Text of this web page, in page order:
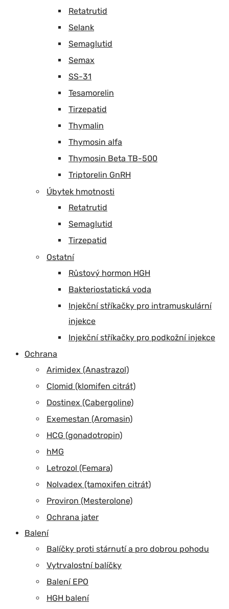
Retatrutid
Selank
Semaglutid
Semax
SS-31
Tesamorelin
Tirzepatid
Thymalin
Thymosin alfa
Thymosin Beta TB-500
Triptorelin GnRH
Úbytek hmotnosti
Retatrutid
Semaglutid
Tirzepatid
Ostatní
Růstový hormon HGH
Bakteriostatická voda
Injekční stříkačky pro intramuskulární
injekce
Injekční stříkačky pro podkožní injekce
Ochrana
Arimidex (Anastrazol)
Clomid (klomifen citrát)
Dostinex (Cabergoline)
Exemestan (Aromasin)
HCG (gonadotropin)
hMG
Letrozol (Femara)
Nolvadex (tamoxifen citrát)
Proviron (Mesterolone)
Ochrana jater
Balení
Balíčky proti stárnutí a pro dobrou pohodu
Vytrvalostní balíčky
Balení EPO
HGH balení